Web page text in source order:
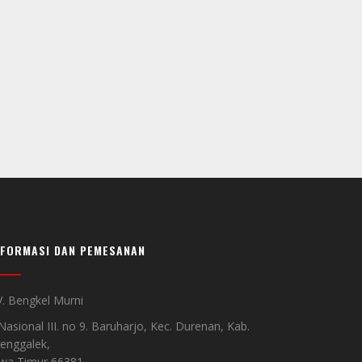
DAN PEMESANAN
Bengkel Murni
III. no 9. Baruharjo, Kec. Durenan, Kab.